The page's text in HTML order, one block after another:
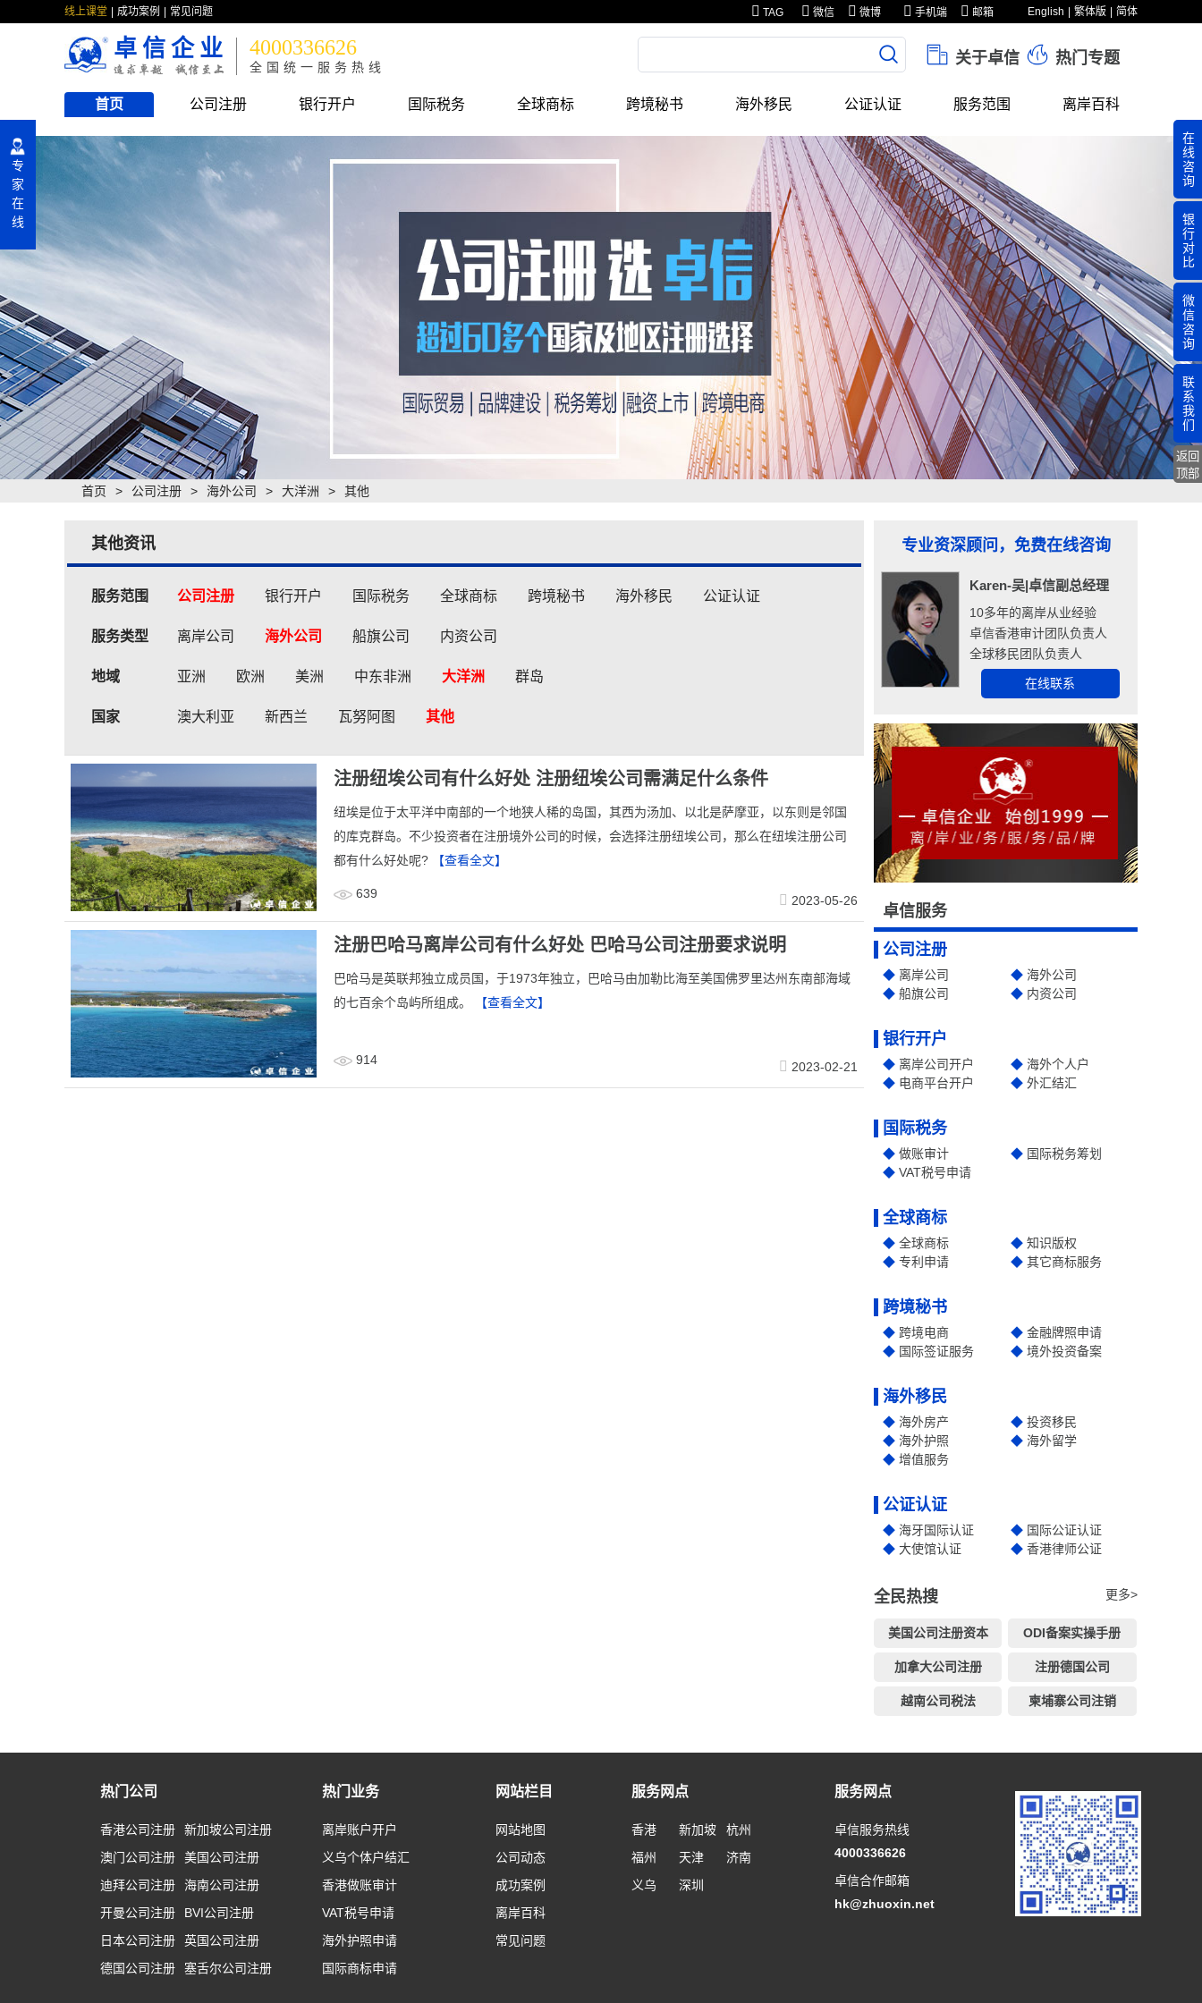
线上课堂 成功案例 常见问题 English 繁体版 简体
TAG 微信 微博 手机端 邮箱
卓信企业 4000336626
全国统一服务热线
关于卓信 热门专题
首页 公司注册 银行开户 国际税务 全球商标 跨境秘书 海外移民 公证认证 服务范围 离岸百科
首页 > 公司注册 > 海外公司 > 大洋洲 > 其他
其他资讯
服务范围 公司注册 银行开户 国际税务 全球商标 跨境秘书 海外移民 公证认证
服务类型 离岸公司 海外公司 船旗公司 内资公司
地域 亚洲 欧洲 美洲 中东非洲 大洋洲 群岛
国家 澳大利亚 新西兰 瓦努阿图 其他
注册纽埃公司有什么好处 注册纽埃公司需满足什么条件
纽埃是位于太平洋中南部的一个地狭人稀的岛国，其西为汤加、以北是萨摩亚，以东则是邻国
的库克群岛。不少投资者在注册境外公司的时候，会选择注册纽埃公司，那么在纽埃注册公司
都有什么好处呢?
【查看全文】
639 2023-05-26
注册巴哈马离岸公司有什么好处 巴哈马公司注册要求说明
巴哈马是英联邦独立成员国，于1973年独立，巴哈马由加勒比海至美国佛罗里达州东南部海域
的七百余个岛屿所组成。
【查看全文】
914 2023-02-21
专业资深顾问，免费在线咨询
Karen-吴|卓信副总经理
10多年的离岸从业经验
卓信香港审计团队负责人
全球移民团队负责人
在线联系
卓信服务
公司注册
离岸公司
海外公司
船旗公司
内资公司
银行开户
离岸公司开户
海外个人户
电商平台开户
外汇结汇
国际税务
做账审计
国际税务筹划
VAT税号申请
全球商标
全球商标
知识版权
专利申请
其它商标服务
跨境秘书
跨境电商
金融牌照申请
国际签证服务
境外投资备案
海外移民
海外房产
投资移民
海外护照
海外留学
增值服务
公证认证
海牙国际认证
国际公证认证
大使馆认证
香港律师公证
全民热搜 更多>
美国公司注册资本 ODI备案实操手册
加拿大公司注册 注册德国公司
越南公司税法 柬埔寨公司注销
热门公司
香港公司注册
新加坡公司注册
澳门公司注册
美国公司注册
迪拜公司注册
海南公司注册
开曼公司注册
BVI公司注册
日本公司注册
英国公司注册
德国公司注册
塞舌尔公司注册
热门业务
离岸账户开户
义乌个体户结汇
香港做账审计
VAT税号申请
海外护照申请
国际商标申请
网站栏目
网站地图
公司动态
成功案例
离岸百科
常见问题
服务网点
香港 新加坡
杭州
福州
天津
济南
义乌
深圳
服务网点
卓信服务热线
4000336626
卓信合作邮箱
hk@zhuoxin.net
专
家
在
线
在
线
咨
询
银
行
对
比
微
信
咨
询
联
系
我
们
返回
顶部